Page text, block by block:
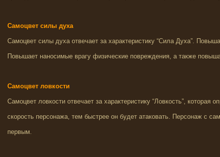
Самоцвет силы духа
Самоцвет силы духа отвечает за характеристику “Сила Духа”.
Повышает наносимые врагу физические повреждения, а также
Самоцвет ловкости
Самоцвет ловкости отвечает за характеристику “Ловкость”, которая
скорость персонажа, тем быстрее он будет атаковать. Персонаж с
первым.